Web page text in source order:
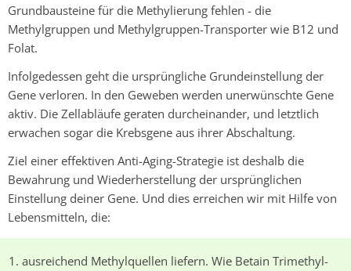
Grundbausteine für die Methylierung fehlen - die
Methylgruppen und Methylgruppen-Transporter wie B12 und
Folat.
Infolgedessen geht die ursprüngliche Grundeinstellung der
Gene verloren. In den Geweben werden unerwünschte Gene
aktiv. Die Zellabläufe geraten durcheinander, und letztlich
erwachen sogar die Krebsgene aus ihrer Abschaltung.
Ziel einer effektiven Anti-Aging-Strategie ist deshalb die
Bewahrung und Wiederherstellung der ursprünglichen
Einstellung deiner Gene. Und dies erreichen wir mit Hilfe von
Lebensmitteln, die:
ausreichend Methylquellen liefern. Wie Betain Trimethyl-